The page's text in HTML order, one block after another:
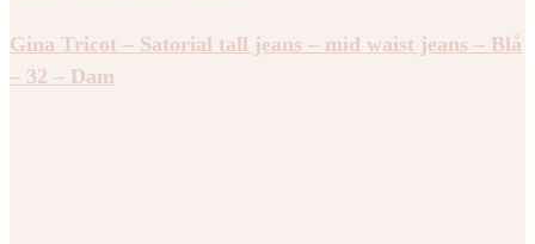
Gina Tricot – Satorial tall jeans – mid waist jeans – Blå
– 32 – Dam